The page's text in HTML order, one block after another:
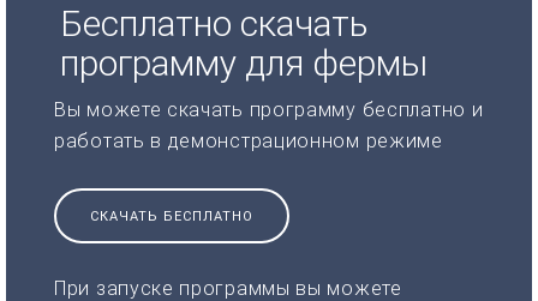
Бесплатно скачать
программу для фермы
Вы можете скачать программу бесплатно и
работать в демонстрационном режиме
СКАЧАТЬ БЕСПЛАТНО
При запуске программы вы можете